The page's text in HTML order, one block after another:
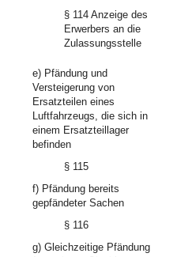
§ 114 Anzeige des
Erwerbers an die
Zulassungsstelle
e) Pfändung und
Versteigerung von
Ersatzteilen eines
Luftfahrzeugs, die sich in
einem Ersatzteillager
befinden
§ 115
f) Pfändung bereits
gepfändeter Sachen
§ 116
g) Gleichzeitige Pfändung